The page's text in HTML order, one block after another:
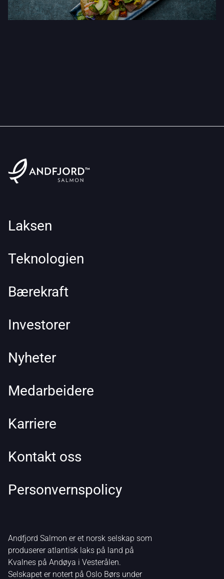
Dette majestetiske landskapet
Golfstrømmen.
Laksen
Teknologien
Bærekraft
Investorer
Nyheter
Medarbeidere
Karriere
Kontakt oss
Personvernspolicy
Andfjord Salmon er et norsk selskap som
produserer atlantisk laks på land på
Kvalnes på Andøya i Vesterålen.
Selskapet er notert på Oslo Børs under